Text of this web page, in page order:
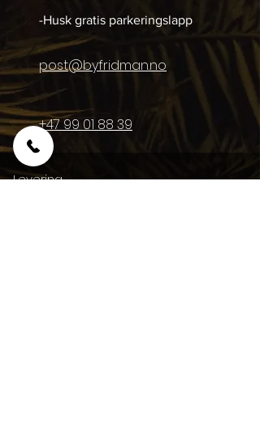
-Husk gratis parkeringslapp
post@byfridman.no
+47 99 01 88 39
Levering